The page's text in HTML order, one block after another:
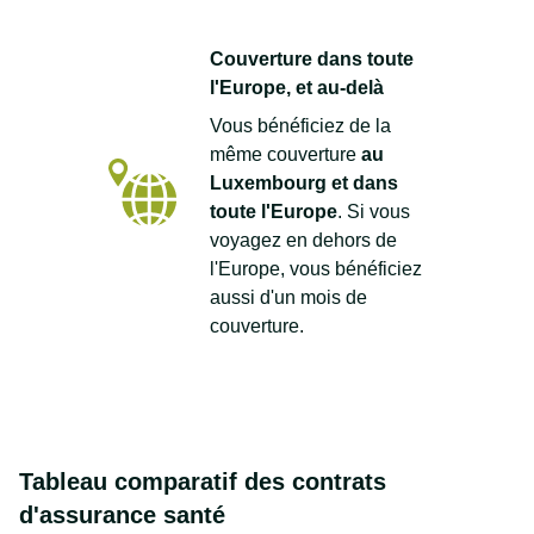
Couverture dans toute
l'Europe, et au-delà
Vous bénéficiez de la
même couverture au
Luxembourg et dans
toute l'Europe. Si vous
voyagez en dehors de
l'Europe, vous bénéficiez
aussi d'un mois de
couverture.
Tableau comparatif des contrats
d'assurance santé